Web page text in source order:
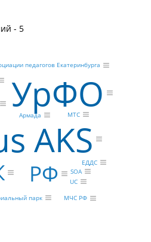
- 5
AKS
УрФО
РФ
Армада МТС
парк МЧС РФ
педагогов Екатеринбурга
UC
ЕДДС
SOA